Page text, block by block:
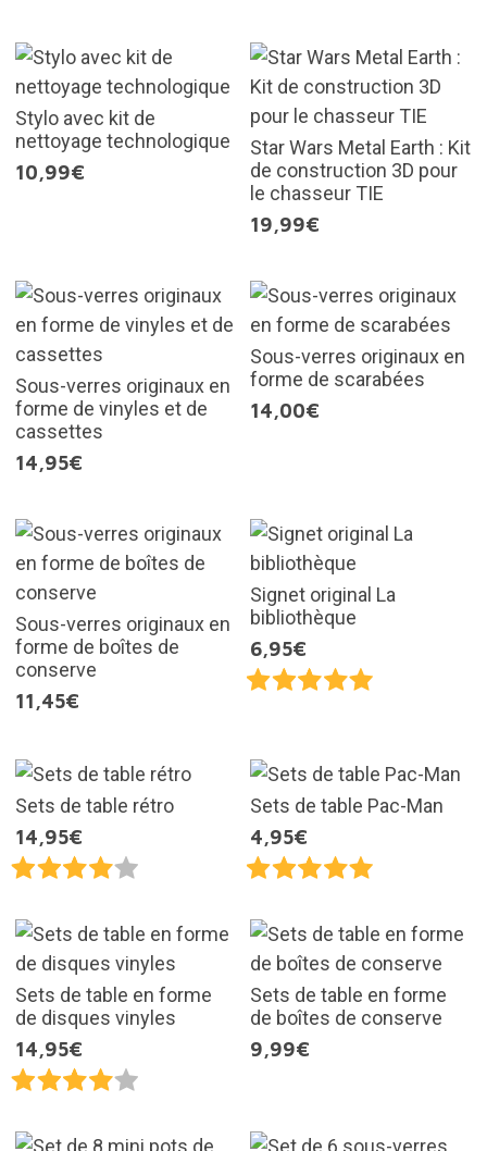
Stylo avec kit de
nettoyage technologique
10,99€
Star Wars Metal Earth : Kit
de construction 3D pour
le chasseur TIE
19,99€
Sous-verres originaux en
forme de vinyles et de
cassettes
14,95€
Sous-verres originaux en
forme de scarabées
14,00€
Sous-verres originaux en
forme de boîtes de
conserve
11,45€
Signet original La
bibliothèque
6,95€
Sets de table rétro
14,95€
Sets de table Pac-Man
4,95€
Sets de table en forme
de disques vinyles
14,95€
Sets de table en forme
de boîtes de conserve
9,99€